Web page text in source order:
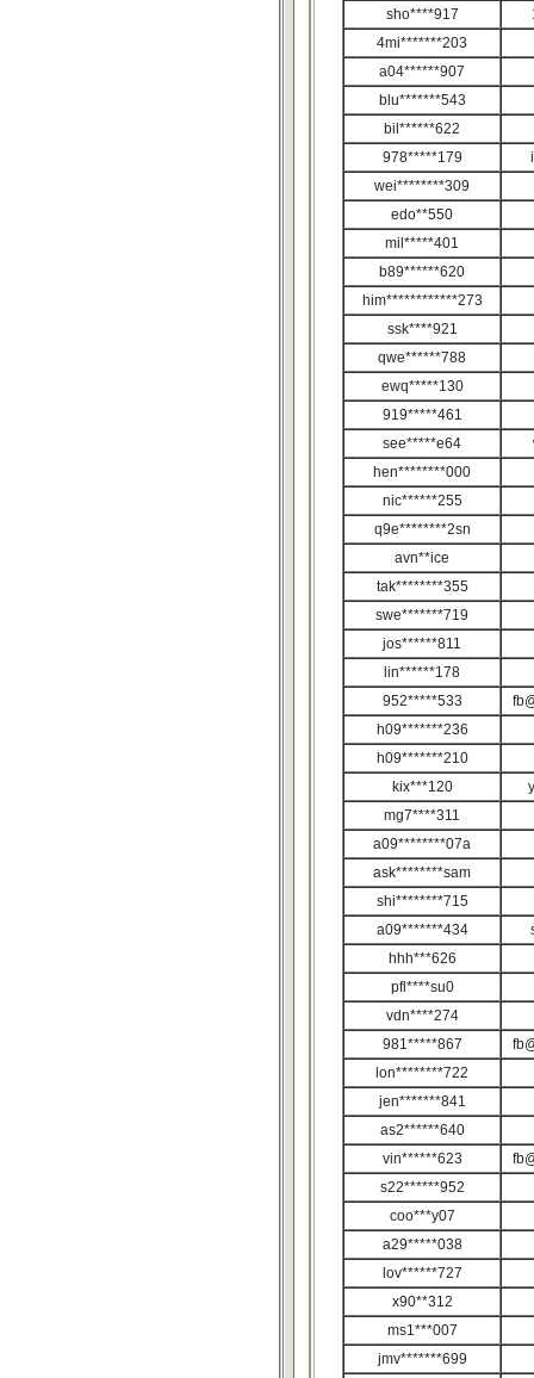
sho****917
4mi*******203
a04******907
blu*******543
bil******622
978*****179
wei********309
edo**550
mil*****401
b89******620
him************273
ssk****921
qwe******788
ewq*****130
919*****461
see*****e64
hen********000
nic******255
q9e********2sn
avn**ice
tak********355
swe*******719
jos******811
lin******178
952*****533
h09*******236
h09*******210
kix***120
mg7****311
a09********07a
ask********sam
shi********715
a09*******434
hhh***626
pfl****su0
vdn****274
981*****867
lon********722
jen*******841
as2******640
vin******623
s22******952
coo***y07
a29*****038
lov******727
x90**312
ms1***007
jmv*******699